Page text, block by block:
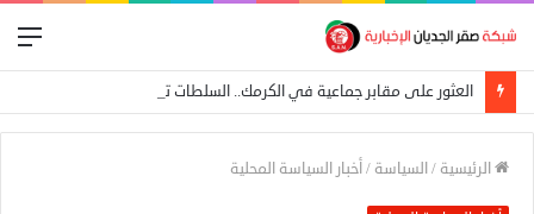
الرئيسية /السياسة /أخبار السياسة المحلية